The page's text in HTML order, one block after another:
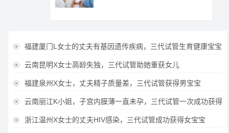
 福建厦门L女士的丈夫有基因遗传疾病，三代试管生育健康宝宝
 云南昆明X女士高龄失独，三代试管助她重获女儿
 福建泉州X女士，丈夫精子质量差，三代试管获得男宝宝
 云南丽江K小姐，子宫内膜薄一直未孕，三代试管一次成功获得
 浙江温州X女士的丈夫HIV感染，三代试管成功获得女宝宝